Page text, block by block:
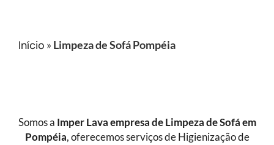
Início » Limpeza de Sofá Pompéia
Somos a Imper Lava empresa de Limpeza de Sofá em
Pompéia, oferecemos serviços de Higienização de